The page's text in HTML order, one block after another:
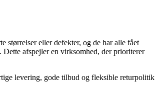
størrelser eller defekter, og de har alle fået
afspejler en virksomhed, der prioriterer
levering, gode tilbud og fleksible returpolitik